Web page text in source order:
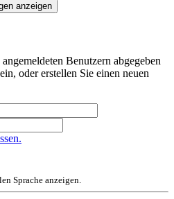
anzeigen
Benutzern abgegeben
oder erstellen Sie einen neuen
Sprache anzeigen.